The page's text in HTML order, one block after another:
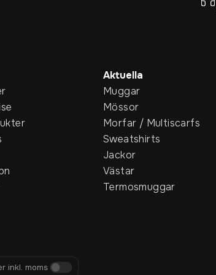
Aktuella
Muggar
Mössor
Morfar / Multiscarfs
Sweatshirts
Jackor
Västar
Termosmuggar
inkl. moms